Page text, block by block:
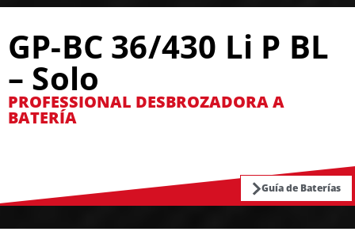
GP-BC 36/430 Li P BL
– Solo
PROFESSIONAL DESBROZADORA A
BATERÍA
Guía de Baterías